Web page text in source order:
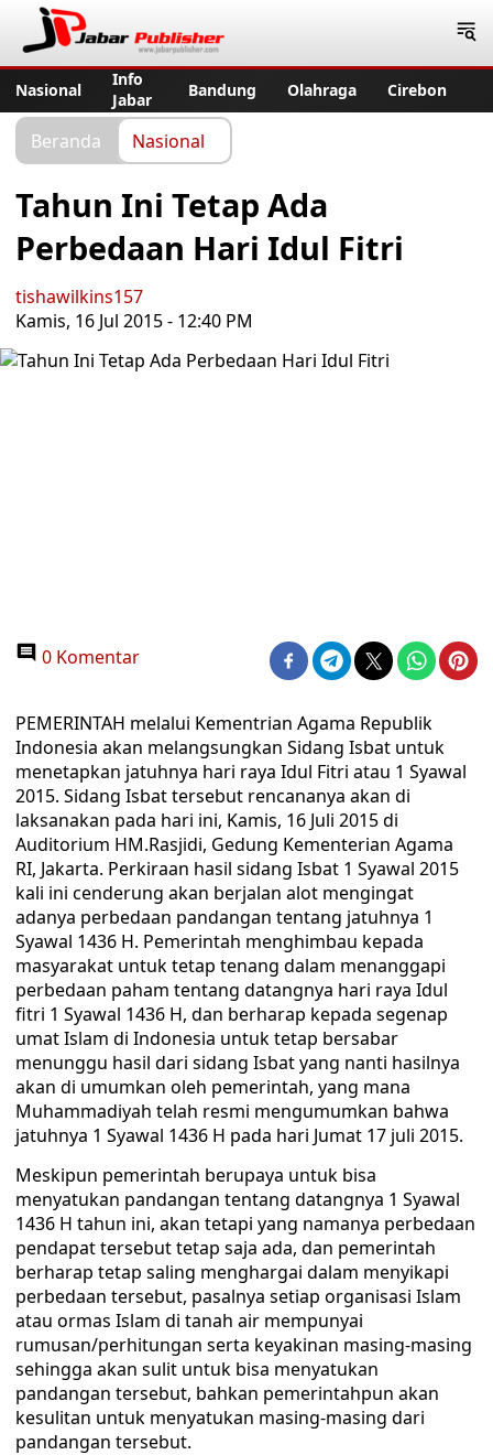
Nasional
Info
Jabar
Bandung Olahraga Cirebon
Beranda Nasional
Tahun Ini Tetap Ada
Perbedaan Hari Idul Fitri
tishawilkins157
Kamis, 16 Jul 2015 - 12:40 PM
0 Komentar
PEMERINTAH melalui Kementrian Agama Republik
Indonesia akan melangsungkan Sidang Isbat untuk
menetapkan jatuhnya hari raya Idul Fitri atau 1 Syawal
2015. Sidang Isbat tersebut rencananya akan di
laksanakan pada hari ini, Kamis, 16 Juli 2015 di
Auditorium HM.Rasjidi, Gedung Kementerian Agama
RI, Jakarta. Perkiraan hasil sidang Isbat 1 Syawal 2015
kali ini cenderung akan berjalan alot mengingat
adanya perbedaan pandangan tentang jatuhnya 1
Syawal 1436 H. Pemerintah menghimbau kepada
masyarakat untuk tetap tenang dalam menanggapi
perbedaan paham tentang datangnya hari raya Idul
fitri 1 Syawal 1436 H, dan berharap kepada segenap
umat Islam di Indonesia untuk tetap bersabar
menunggu hasil dari sidang Isbat yang nanti hasilnya
akan di umumkan oleh pemerintah, yang mana
Muhammadiyah telah resmi mengumumkan bahwa
jatuhnya 1 Syawal 1436 H pada hari Jumat 17 juli 2015.
Meskipun pemerintah berupaya untuk bisa
menyatukan pandangan tentang datangnya 1 Syawal
1436 H tahun ini, akan tetapi yang namanya perbedaan
pendapat tersebut tetap saja ada, dan pemerintah
berharap tetap saling menghargai dalam menyikapi
perbedaan tersebut, pasalnya setiap organisasi Islam
atau ormas Islam di tanah air mempunyai
rumusan/perhitungan serta keyakinan masing-masing
sehingga akan sulit untuk bisa menyatukan
pandangan tersebut, bahkan pemerintahpun akan
kesulitan untuk menyatukan masing-masing dari
pandangan tersebut.